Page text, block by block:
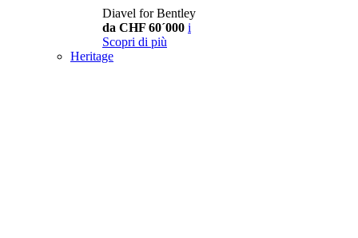
Diavel for Bentley
da CHF 60´000 i
Scopri di più
Heritage